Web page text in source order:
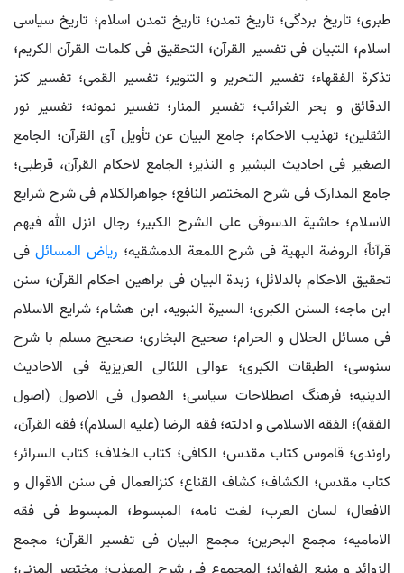
طبری؛ تاریخ بردگی؛ تاریخ تمدن؛ تاریخ تمدن اسلام؛ تاریخ سیاسی
اسلام؛ التبیان فی تفسیر القرآن؛ التحقیق فی کلمات القرآن الکریم؛
تذکرة الفقهاء؛ تفسیر التحریر و التنویر؛ تفسیر القمی؛ تفسیر کنز
الدقائق و بحر الغرائب؛ تفسیر المنار؛ تفسیر نمونه؛ تفسیر نور
الثقلین؛ تهذیب الاحکام؛ جامع البیان عن تأویل آی القرآن؛ الجامع
الصغیر فی احادیث البشیر و النذیر؛ الجامع لاحکام القرآن، قرطبی؛
جامع المدارک فی شرح المختصر النافع؛ جواهرالکلام فی شرح شرایع
الاسلام؛ حاشیة الدسوقی علی الشرح الکبیر؛ رجال انزل الله فیهم
قرآناً؛ الروضة البهیة فی شرح اللمعة الدمشقیه؛ ریاض المسائل فی
تحقیق الاحکام بالدلائل؛ زبدة البیان فی براهین احکام القرآن؛ سنن
ابن ماجه؛ السنن الکبری؛ السیرة النبویه، ابن هشام؛ شرایع الاسلام
فی مسائل الحلال و الحرام؛ صحیح البخاری؛ صحیح مسلم با شرح
سنوسی؛ الطبقات الکبری؛ عوالی اللئالی العزیزیة فی الاحادیث
الدینیه؛ فرهنگ اصطلاحات سیاسی؛ الفصول فی الاصول (اصول
الفقه)؛ الفقه الاسلامی و ادلته؛ فقه الرضا (علیه السلام)؛ فقه القرآن،
راوندی؛ قاموس کتاب مقدس؛ الکافی؛ کتاب الخلاف؛ کتاب السرائر؛
کتاب مقدس؛ الکشاف؛ کشاف القناع؛ کنزالعمال فی سنن الاقوال و
الافعال؛ لسان العرب؛ لغت نامه؛ المبسوط؛ المبسوط فی فقه
الامامیه؛ مجمع البحرین؛ مجمع البیان فی تفسیر القرآن؛ مجمع